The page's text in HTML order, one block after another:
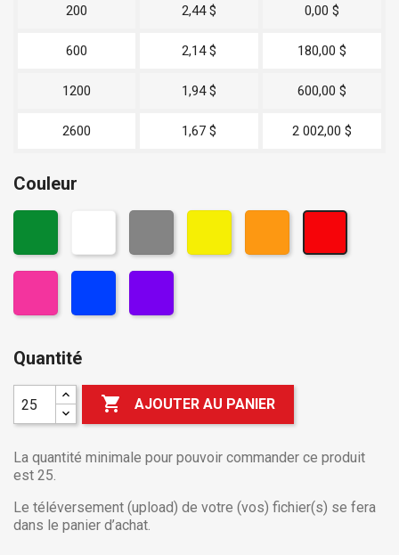
200 2,44 $ 0,00 $
600 2,14 $ 180,00 $
1200 1,94 $ 600,00 $
2600 1,67 $ 2 002,00 $
Couleur
Quantité
 AJOUTER AU PANIER
La quantité minimale pour pouvoir commander ce produit
est 25.
Le téléversement (upload) de votre (vos) fichier(s) se fera
dans le panier d’achat.